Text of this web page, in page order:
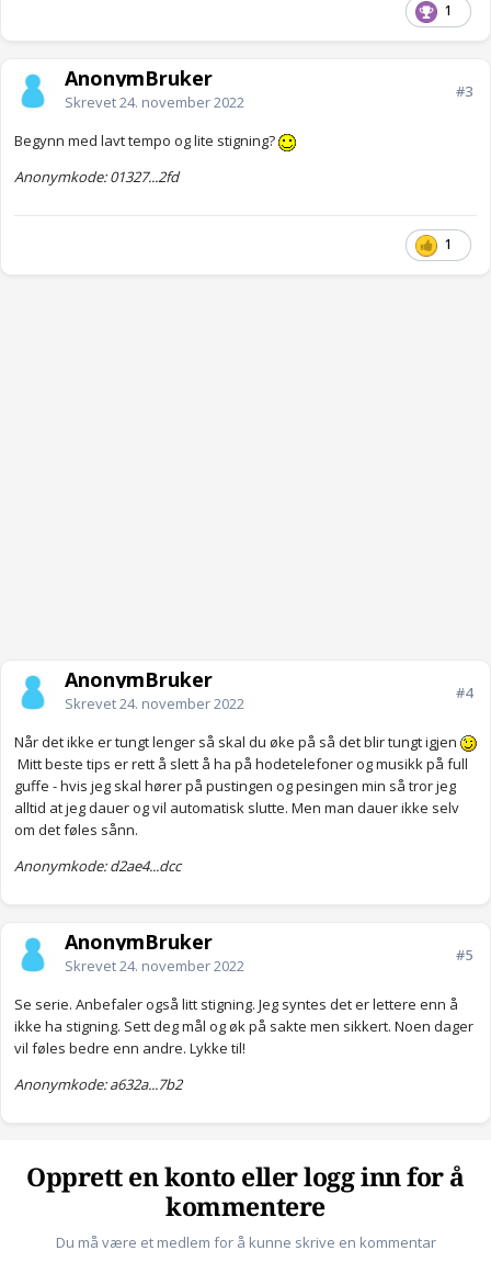
1
AnonymBruker
Skrevet24. november 2022
#3
Begynn med lavt tempo og lite stigning?
Anonymkode: 01327...2fd
1
AnonymBruker
Skrevet24. november 2022
#4
Når det ikke er tungt lenger så skal du øke på så det blir tungt igjen
Mitt beste tips er rett å slett å ha på hodetelefoner og musikk på full
guffe - hvis jeg skal hører på pustingen og pesingen min så tror jeg
alltid at jeg dauer og vil automatisk slutte. Men man dauer ikke selv
om det føles sånn.
Anonymkode: d2ae4...dcc
AnonymBruker
Skrevet24. november 2022
#5
Se serie. Anbefaler også litt stigning. Jeg syntes det er lettere enn å
ikke ha stigning. Sett deg mål og øk på sakte men sikkert. Noen dager
vil føles bedre enn andre. Lykke til!
Anonymkode: a632a...7b2
Opprett en konto eller logg inn for å
kommentere
Du må være et medlem for å kunne skrive en kommentar